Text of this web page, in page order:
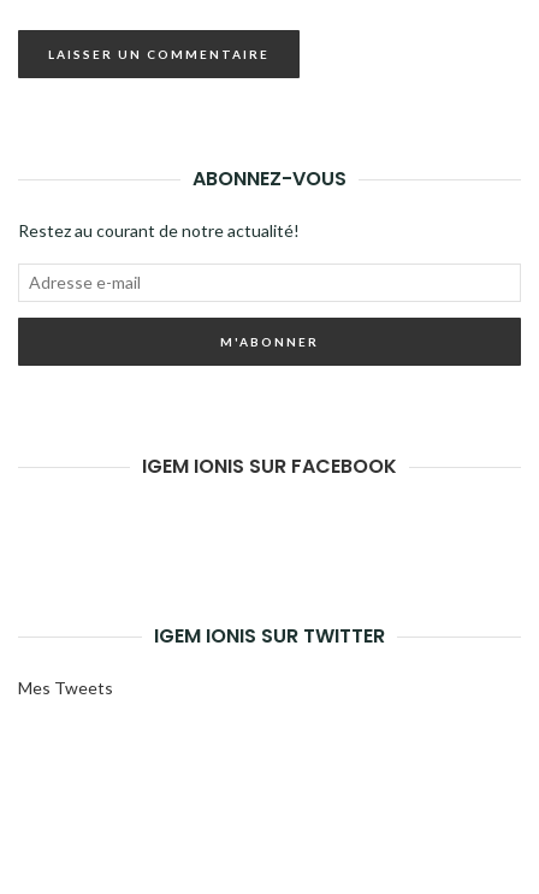
ABONNEZ-VOUS
Restez au courant de notre actualité!
Adresse
M'ABONNER
IGEM IONIS SUR FACEBOOK
IGEM IONIS SUR TWITTER
Mes Tweets